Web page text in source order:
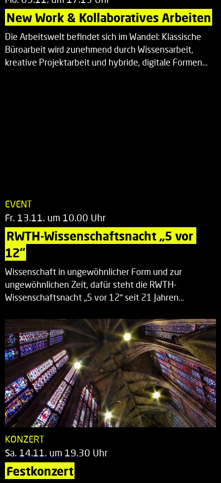
New Work & Kollaboratives Arbeiten
Die Arbeitswelt befindet sich im Wandel: Klassische
Büroarbeit wird zunehmend durch Wissensarbeit,
kreative Projektarbeit und hybride, digitale Formen…
EVENT
Fr. 13.11. um 10.00 Uhr
RWTH-Wissenschaftsnacht „5 vor
12“
Wissenschaft in ungewöhnlicher Form und zur
ungewöhnlichen Zeit, dafür steht die RWTH-
Wissenschaftsnacht „5 vor 12“ seit 21 Jahren…
KONZERT
Sa. 14.11. um 19.30 Uhr
Festkonzert